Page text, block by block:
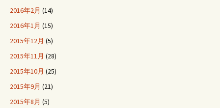
2016年2月 (14)
2016年1月 (15)
2015年12月 (5)
2015年11月 (28)
2015年10月 (25)
2015年9月 (21)
2015年8月 (5)